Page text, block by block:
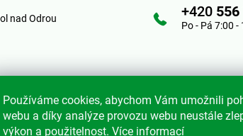
Používáme cookies, abychom Vám umožnili
webu a díky analýze provozu webu neustále
výkon a použitelnost. Více informací
nad Odrou
+420
Po - Pá 7:00 -